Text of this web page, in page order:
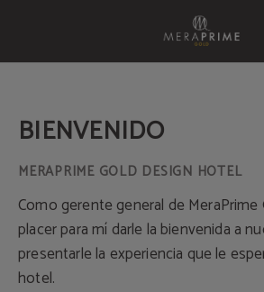
BIENVENIDO
Como gerente general de MeraPrime
placer para mí darle la bienvenida a
presentarle la experiencia que le
hotel.